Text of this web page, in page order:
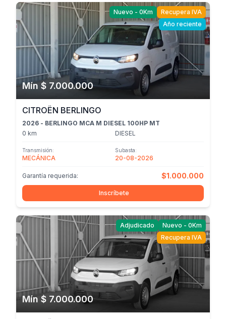
Nuevo - 0Km
Recupera IVA
Año reciente
Mín $ 7.000.000
CITROËN BERLINGO
2026 - BERLINGO MCA M DIESEL 100HP MT
0 km
DIESEL
Transmisión:
MECÁNICA
Subasta:
20-08-2026
Garantía requerida: $1.000.000
Inscríbete
Adjudicado
Nuevo - 0Km
Recupera IVA
Mín $ 7.000.000